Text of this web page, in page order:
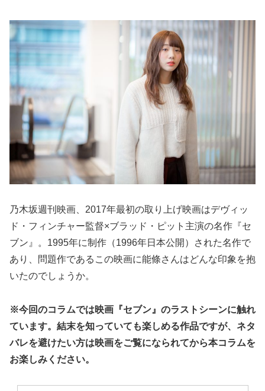
乃木坂週刊映画、2017年最初の取り上げ映画はデヴィッ
ド・フィンチャー監督×ブラッド・ピット主演の名作『セ
ブン』。1995年に制作（1996年日本公開）された名作で
あり、問題作であるこの映画に能條さんはどんな印象を抱
いたのでしょうか。
※今回のコラムでは映画『セブン』のラストシーンに触れ
ています。結末を知っていても楽しめる作品ですが、ネタ
バレを避けたい方は映画をご覧になられてから本コラムを
お楽しみください。